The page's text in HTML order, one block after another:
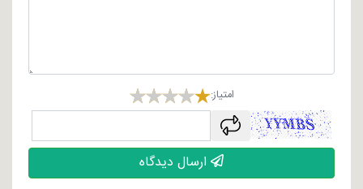
امتیاز:
captcha
ارسال دیدگاه